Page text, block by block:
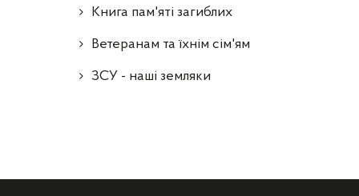
Книга пам'яті загиблих
Ветеранам та їхнім сім'ям
ЗСУ - наші земляки